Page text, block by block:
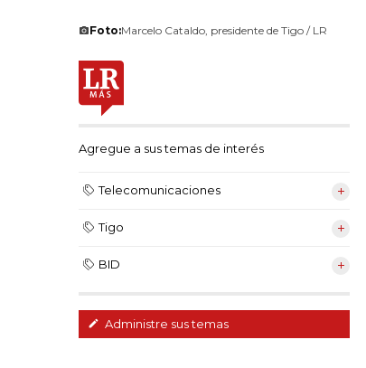
Foto:Marcelo Cataldo, presidente de Tigo / LR
Agregue a sus temas de interés
Telecomunicaciones
Tigo
BID
Administre sus temas